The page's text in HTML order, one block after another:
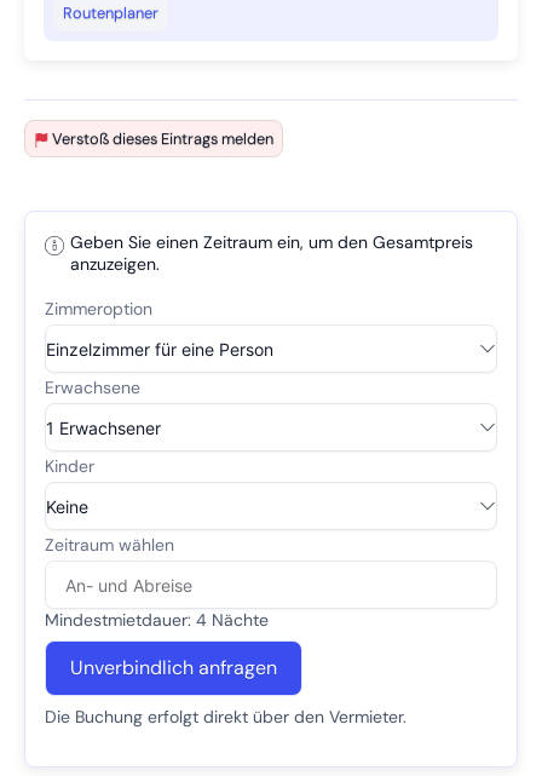
Routenplaner
Verstoß dieses Eintrags melden
Geben Sie einen Zeitraum ein, um den Gesamtpreis
anzuzeigen.
Mindestmietdauer: 4 Nächte
Unverbindlich anfragen
Die Buchung erfolgt direkt über den Vermieter.